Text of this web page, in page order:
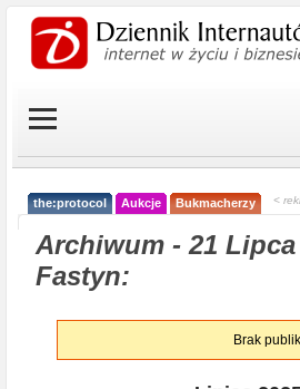
the:protocol Aukcje Bukmacherzy <
Archiwum - 21 Lipca
Fastyn:
Brak